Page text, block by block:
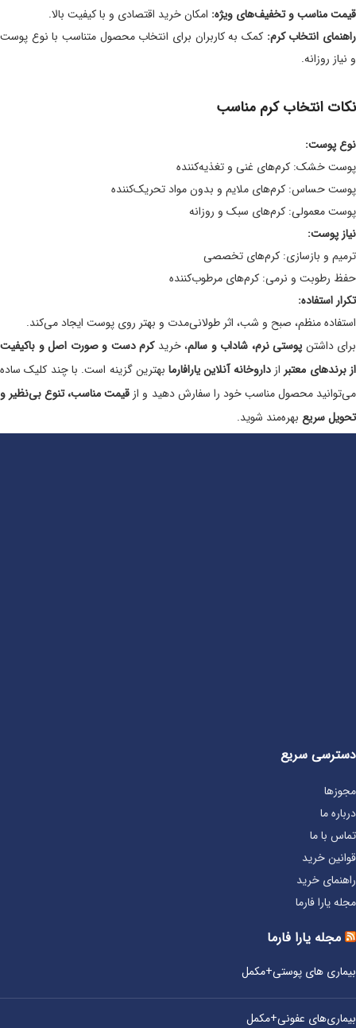
قیمت مناسب و تخفیف‌های ویژه: امکان خرید اقتصادی و با کیفیت بالا.
راهنمای انتخاب کرم: کمک به کاربران برای انتخاب محصول متناسب با نوع پوست
و نیاز روزانه.
نکات انتخاب کرم مناسب
نوع پوست:
پوست خشک: کرم‌های غنی و تغذیه‌کننده
پوست حساس: کرم‌های ملایم و بدون مواد تحریک‌کننده
پوست معمولی: کرم‌های سبک و روزانه
نیاز پوست:
ترمیم و بازسازی: کرم‌های تخصصی
حفظ رطوبت و نرمی: کرم‌های مرطوب‌کننده
تکرار استفاده:
استفاده منظم، صبح و شب، اثر طولانی‌مدت و بهتر روی پوست ایجاد می‌کند.
برای داشتن پوستی نرم، شاداب و سالم، خریدکرم دست و صورت اصل و باکیفیت
از برندهای معتبر ازداروخانه آنلاین یارافارمابهترین گزینه است. با چند کلیک ساده
می‌توانید محصول مناسب خود را سفارش دهید و از قیمت مناسب، تنوع بی‌نظیر و
تحویل سریع بهره‌مند شوید.
دسترسی سریع
مجوزها
درباره ما
تماس با ما
قوانین خرید
راهنمای خرید
مجله یارا فارما
مجله یارا فارما
بیماری‌ های پوستی+مکمل
بیماری‌های عفونی+مکمل